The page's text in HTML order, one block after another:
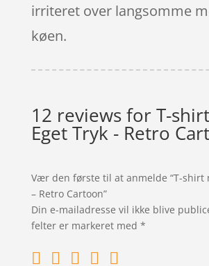
irriteret over langsomme
køen.
12 reviews forT-
Eget Tryk - Retro
Vær den første til at anmelde “T-shirt
– Retro Cartoon”
Din e-mailadresse vil ikke blive
felter er markeret med *